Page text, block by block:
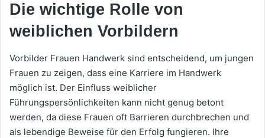
Die wichtige Rolle von
weiblichen Vorbildern
Vorbilder Frauen Handwerk sind entscheidend, um jungen
Frauen zu zeigen, dass eine Karriere im Handwerk
möglich ist. Der Einfluss weiblicher
Führungspersönlichkeiten kann nicht genug betont
werden, da diese Frauen oft Barrieren durchbrechen und
als lebendige Beweise für den Erfolg fungieren. Ihre